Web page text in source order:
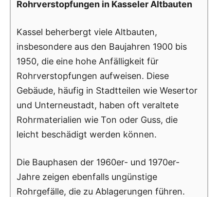
Rohrverstopfungen in Kasseler Altbauten
Kassel beherbergt viele Altbauten,
insbesondere aus den Baujahren 1900 bis
1950, die eine hohe Anfälligkeit für
Rohrverstopfungen aufweisen. Diese
Gebäude, häufig in Stadtteilen wie Wesertor
und Unterneustadt, haben oft veraltete
Rohrmaterialien wie Ton oder Guss, die
leicht beschädigt werden können.
Die Bauphasen der 1960er- und 1970er-
Jahre zeigen ebenfalls ungünstige
Rohrgefälle, die zu Ablagerungen führen.